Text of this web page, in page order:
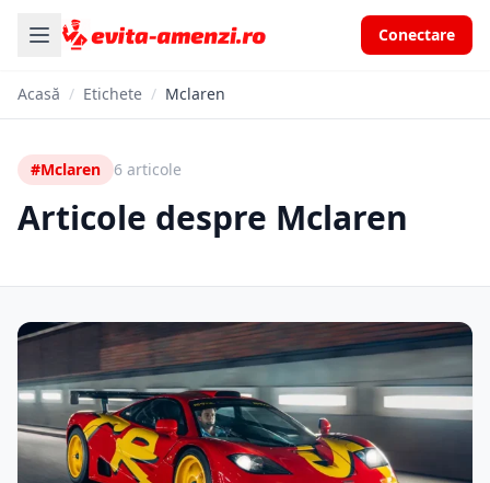
Conectare
Acasă / Etichete / Mclaren
#Mclaren 6 articole
Articole despre Mclaren